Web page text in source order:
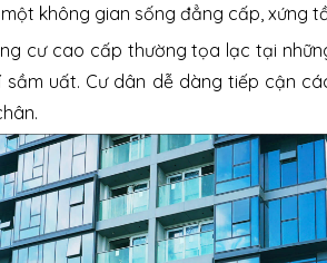
không gian sống đẳng cấp, xứng
cư cao cấp thường tọa lạc tại
uất. Cư dân dễ dàng tiếp cận